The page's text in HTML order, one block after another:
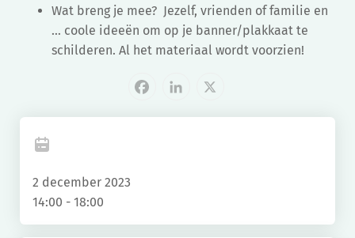
Wat breng je mee? Jezelf, vrienden of familie en
… coole ideeën om op je banner/plakkaat te
schilderen. Al het materiaal wordt voorzien!
Facebook
LinkedIn
X
2 december 2023
14:00 - 18:00